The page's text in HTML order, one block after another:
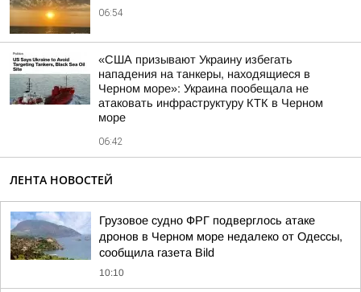
06:54
«США призывают Украину избегать
нападения на танкеры, находящиеся в
Черном море»: Украина пообещала не
атаковать инфраструктуру КТК в Черном
море
06:42
ЛЕНТА НОВОСТЕЙ
Грузовое судно ФРГ подверглось атаке
дронов в Черном море недалеко от Одессы,
сообщила газета Bild
10:10